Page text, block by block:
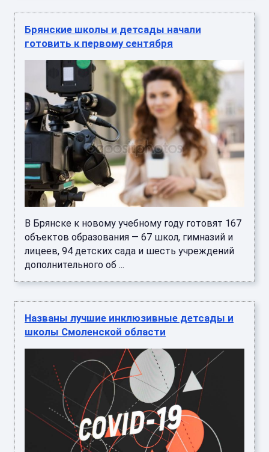
Брянские школы и детсады начали
готовить к первому сентября
В Брянске к новому учебному году готовят 167
объектов образования — 67 школ, гимназий и
лицеев, 94 детских сада и шесть учреждений
дополнительного об ...
Названы лучшие инклюзивные детсады и
школы Смоленской области